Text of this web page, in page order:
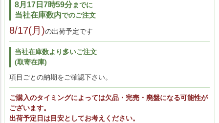
8月17日7時59分までに
当社在庫数内でのご注文
8/17(月)の出荷予定です
当社在庫数より多いご注文
(取寄在庫)
項目ごとの納期をご確認下さい。
ご購入のタイミングによっては欠品・完売・廃盤になる可能性が
ございます。
出荷予定日は目安としてお考えください。